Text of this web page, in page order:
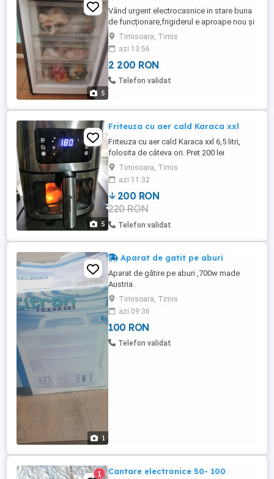
5
Vând urgent electrocasnice in stare buna
de funcționare,frigiderul e aproape nou și
este 1000 de lei ușor negociabil,aragazul
are funcția și de rotisor cu urme de
folosință 600 de lei,mașină de spălat
miele 6 kg 600 de lei perfect funcționale.
Nu ofer transport.detalii la numărul de
Timisoara, Timis
azi 13:56
2 200 RON
Telefon validat
5
Friteuza cu aer cald Karaca xxl
Friteuza cu aer cald Karaca xxl 6,5 litri,
folosita de câteva ori. Pret 200 lei
Timisoara, Timis
azi 11:32
200 RON
220 RON
Telefon validat
1
Aparat de gatit pe aburi
Aparat de gătire pe aburi ,700w made
Austria.
Timisoara, Timis
azi 09:36
100 RON
Telefon validat
1 Cantare electronice 50- 100